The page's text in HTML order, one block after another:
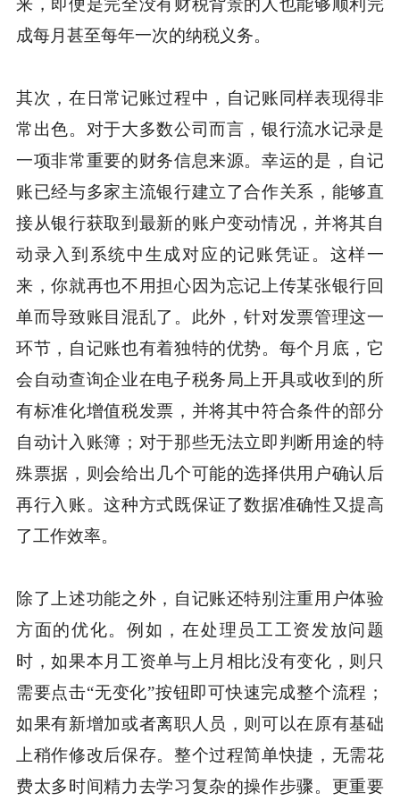
成每月甚至每年一次的纳税义务。
其次，在日常记账过程中，自记账同样表现得非
常出色。对于大多数公司而言，银行流水记录是
一项非常重要的财务信息来源。幸运的是，自记
账已经与多家主流银行建立了合作关系，能够直
接从银行获取到最新的账户变动情况，并将其自
动录入到系统中生成对应的记账凭证。这样一
来，你就再也不用担心因为忘记上传某张银行回
单而导致账目混乱了。此外，针对发票管理这一
环节，自记账也有着独特的优势。每个月底，它
会自动查询企业在电子税务局上开具或收到的所
有标准化增值税发票，并将其中符合条件的部分
自动计入账簿；对于那些无法立即判断用途的特
殊票据，则会给出几个可能的选择供用户确认后
再行入账。这种方式既保证了数据准确性又提高
了工作效率。
除了上述功能之外，自记账还特别注重用户体验
方面的优化。例如，在处理员工工资发放问题
时，如果本月工资单与上月相比没有变化，则只
需要点击“无变化”按钮即可快速完成整个流程；
如果有新增加或者离职人员，则可以在原有基础
上稍作修改后保存。整个过程简单快捷，无需花
费太多时间精力去学习复杂的操作步骤。更重要